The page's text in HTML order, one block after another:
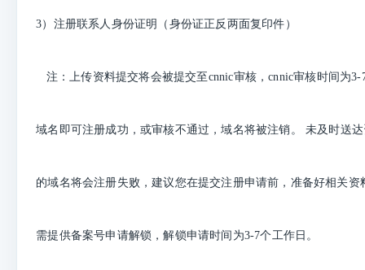
3）注册联系人身份证明（身份证正反两面复印件）
注：上传资料提交将会被提交至cnnic审核，cnnic审核时间为
域名即可注册成功，或审核不通过，域名将被注销。 未及时送
的域名将会注册失败，建议您在提交注册申请前，准备好相关资
需提供备案号申请解锁，解锁申请时间为3-7个工作日。